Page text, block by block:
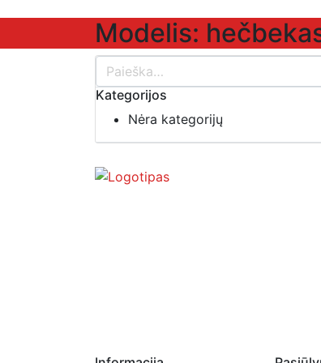
Modelis:
Kategorijos
Nėra kategorijų